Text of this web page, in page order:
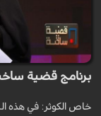
برنامج قضية ساخنة 2022-
خاص الكوثر: في هذه